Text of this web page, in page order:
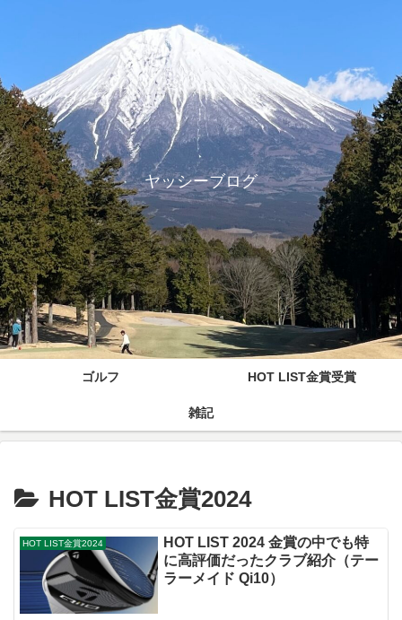
ヤッシーブログ
ゴルフ HOT LIST金賞受賞
雑記
HOT LIST金賞2024
HOT LIST金賞2024
HOT LIST 2024 金賞の中でも特
に高評価だったクラブ紹介（テー
ラーメイド Qi10）